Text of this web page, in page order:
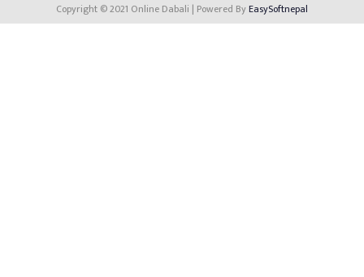
Copyright © 2021 Online Dabali | Powered ByEasySoftnepal